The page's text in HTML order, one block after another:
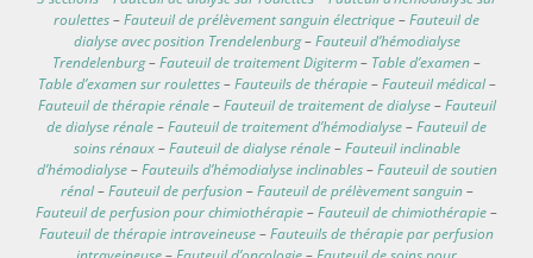
roulettes–Fauteuil de prélèvement sanguin électrique–Fauteuil de
dialyse avec position Trendelenburg–Fauteuil d’hémodialyse
Trendelenburg–Fauteuil de traitement Digiterm– Table d’examen–
Table d’examen sur roulettes–Fauteuils de thérapie–Fauteuil médical–
Fauteuil de thérapie rénale–Fauteuil de traitement de dialyse–Fauteuil
de dialyse rénale–Fauteuil de traitement d’hémodialyse–Fauteuil de
soins rénaux–Fauteuil de dialyse rénale–Fauteuil inclinable
d’hémodialyse–Fauteuils d’hémodialyse inclinables–Fauteuil de soutien
rénal–Fauteuil de perfusion–Fauteuil de prélèvement sanguin–
Fauteuil de perfusion pour chimiothérapie–Fauteuil de chimiothérapie–
Fauteuil de thérapie intraveineuse–Fauteuils de thérapie par perfusion